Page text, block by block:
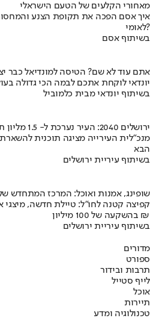
מאחורי הקלעים של הטעם הישראלי
לאומי?
בשיתוף אסם
אתם עוד לא שם? הטיסה למונדיאל כבר
יונדאי לוקחת אתכם לבמה הכי גדולה
בשיתוף יונדאי מבית כלמוביל
ירושלים 2040: העיר נערכת ל- 1.5 מליון תושבים
מנכ"לית העירייה מציגה תוכנית
הבא
בשיתוף עיריית ירושלים
שופינג, אמנות ואוכל: המרכז המתחדש
קפיצה קטנה לחו"ל: טיילת חדשה, מיצגי
בהשקעה של 100 מיליון ₪
בשיתוף עיריית ירושלים
מדורים
ספורט
תרבות ובידור
לייף סטייל
אוכל
תיירות
טכנולוגיה ומדע